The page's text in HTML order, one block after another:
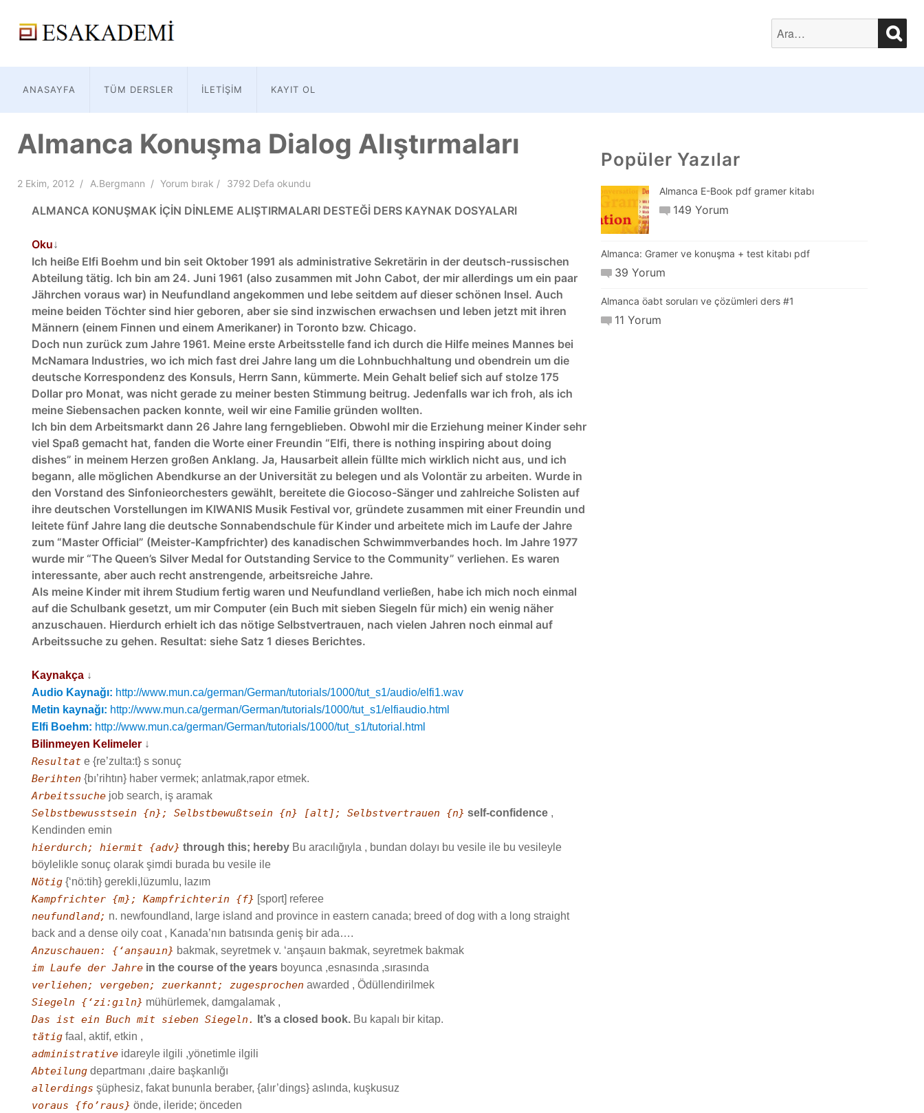
for:
ANASAYFA TÜM DERSLER İLETIŞIM KAYIT OL
Almanca Konuşma Dialog Alıştırmaları
2 Ekim, 2012 A.Bergmann Yorum bırak 3792 Defa okundu
ALMANCA KONUŞMAK İÇİN DİNLEME ALIŞTIRMALARI DESTEĞİ DERS KAYNAK DOSYALARI
Oku↓
Ich heiße Elfi Boehm und bin seit Oktober 1991 als administrative Sekretärin in der deutsch-russischen
Abteilung tätig. Ich bin am 24. Juni 1961 (also zusammen mit John Cabot, der mir allerdings um ein paar
Jährchen voraus war) in Neufundland angekommen und lebe seitdem auf dieser schönen Insel. Auch
meine beiden Töchter sind hier geboren, aber sie sind inzwischen erwachsen und leben jetzt mit ihren
Männern (einem Finnen und einem Amerikaner) in Toronto bzw. Chicago.
Doch nun zurück zum Jahre 1961. Meine erste Arbeitsstelle fand ich durch die Hilfe meines Mannes bei
McNamara Industries, wo ich mich fast drei Jahre lang um die Lohnbuchhaltung und obendrein um die
deutsche Korrespondenz des Konsuls, Herrn Sann, kümmerte. Mein Gehalt belief sich auf stolze 175
Dollar pro Monat, was nicht gerade zu meiner besten Stimmung beitrug. Jedenfalls war ich froh, als ich
meine Siebensachen packen konnte, weil wir eine Familie gründen wollten.
Ich bin dem Arbeitsmarkt dann 26 Jahre lang ferngeblieben. Obwohl mir die Erziehung meiner Kinder sehr
viel Spaß gemacht hat, fanden die Worte einer Freundin “Elfi, there is nothing inspiring about doing
dishes” in meinem Herzen großen Anklang. Ja, Hausarbeit allein füllte mich wirklich nicht aus, und ich
begann, alle möglichen Abendkurse an der Universität zu belegen und als Volontär zu arbeiten. Wurde in
den Vorstand des Sinfonieorchesters gewählt, bereitete die Giocoso-Sänger und zahlreiche Solisten auf
ihre deutschen Vorstellungen im KIWANIS Musik Festival vor, gründete zusammen mit einer Freundin und
leitete fünf Jahre lang die deutsche Sonnabendschule für Kinder und arbeitete mich im Laufe der Jahre
zum “Master Official” (Meister-Kampfrichter) des kanadischen Schwimmverbandes hoch. Im Jahre 1977
wurde mir “The Queen’s Silver Medal for Outstanding Service to the Community” verliehen. Es waren
interessante, aber auch recht anstrengende, arbeitsreiche Jahre.
Als meine Kinder mit ihrem Studium fertig waren und Neufundland verließen, habe ich mich noch einmal
auf die Schulbank gesetzt, um mir Computer (ein Buch mit sieben Siegeln für mich) ein wenig näher
anzuschauen. Hierdurch erhielt ich das nötige Selbstvertrauen, nach vielen Jahren noch einmal auf
Arbeitssuche zu gehen. Resultat: siehe Satz 1 dieses Berichtes.
Kaynakça ↓
Audio Kaynağı: http://www.mun.ca/german/German/tutorials/1000/tut_s1/audio/elfi1.wav
Metin kaynağı: http://www.mun.ca/german/German/tutorials/1000/tut_s1/elfiaudio.html
Elfi Boehm: http://www.mun.ca/german/German/tutorials/1000/tut_s1/tutorial.html
Bilinmeyen Kelimeler↓
Resultate {re’zulta:t} s sonuç
Berihten {bı’rihtın} haber vermek; anlatmak,rapor etmek.
Arbeitssuchejob search, iş aramak
Selbstbewusstsein {n}; Selbstbewußtsein {n} [alt]; Selbstvertrauen {n} self-confidence,
Kendinden emin
hierdurch; hiermit {adv} through this; herebyBu aracılığıyla , bundan dolayı bu vesile ile bu vesileyle
böylelikle sonuç olarak şimdi burada bu vesile ile
Nötig{‘nö:tih} gerekli,lüzumlu, lazım
Kampfrichter {m}; Kampfrichterin {f} [sport] referee
neufundland; n. newfoundland, large island and province in eastern canada; breed of dog with a long straight
back and a dense oily coat , Kanada’nın batısında geniş bir ada….
Anzuschauen: {‘anşauın} bakmak, seyretmek v. ‘anşauın bakmak, seyretmek bakmak
im Laufe der Jahre in the course of the yearsboyunca ,esnasında ,sırasında
verliehen; vergeben; zuerkannt; zugesprochen awarded , Ödüllendirilmek
Siegeln {‘zi:gıln} mühürlemek, damgalamak ,
Das ist ein Buch mit sieben Siegeln. It’s a closed book.Bu kapalı bir kitap.
tätigfaal, aktif, etkin ,
administrativeidareyle ilgili ,yönetimle ilgili
Abteilungdepartmanı ,daire başkanlığı
allerdings şüphesiz, fakat bununla beraber, {alır’dings} aslında, kuşkusuz
voraus {fo’raus} önde, ileride; önceden
Popüler Yazılar
Almanca E-Book pdf gramer kitabı
149 Yorum
Almanca: Gramer ve konuşma + test kitabı pdf
39 Yorum
Almanca öabt soruları ve çözümleri ders #1
11 Yorum